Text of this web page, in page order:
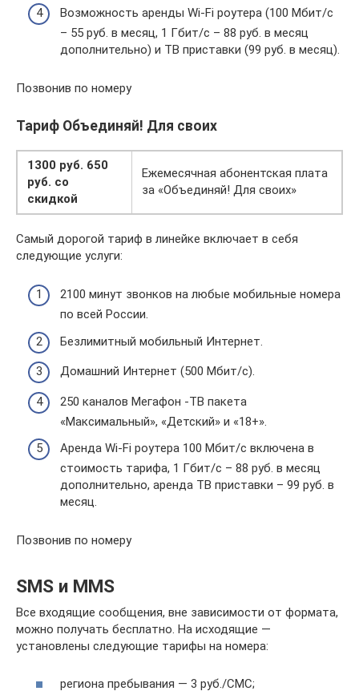
Возможность аренды Wi-Fi роутера (100 Мбит/с
– 55 руб. в месяц, 1 Гбит/с – 88 руб. в месяц
дополнительно) и ТВ приставки (99 руб. в месяц).
Позвонив по номеру
Тариф Объединяй! Для своих
1300 руб. 650
руб. со
скидкой
Ежемесячная абонентская плата
за «Объединяй! Для своих»
Самый дорогой тариф в линейке включает в себя
следующие услуги:
2100 минут звонков на любые мобильные номера
по всей России.
Безлимитный мобильный Интернет.
Домашний Интернет (500 Мбит/с).
250 каналов Мегафон -ТВ пакета
«Максимальный», «Детский» и «18+».
Аренда Wi-Fi роутера 100 Мбит/с включена в
стоимость тарифа, 1 Гбит/с – 88 руб. в месяц
дополнительно, аренда ТВ приставки – 99 руб. в
месяц.
Позвонив по номеру
SMS и MMS
Все входящие сообщения, вне зависимости от формата,
можно получать бесплатно. На исходящие —
установлены следующие тарифы на номера:
региона пребывания — 3 руб./СМС;